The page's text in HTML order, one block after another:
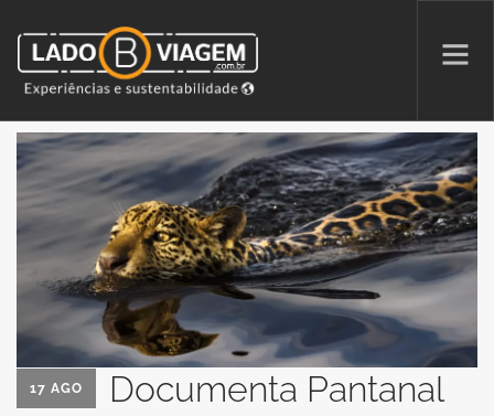
PROMOÇÕES
QUEM SOMOS
PARCERIAS
PATAS AO ALTO
17 AGO
Documenta Pantanal